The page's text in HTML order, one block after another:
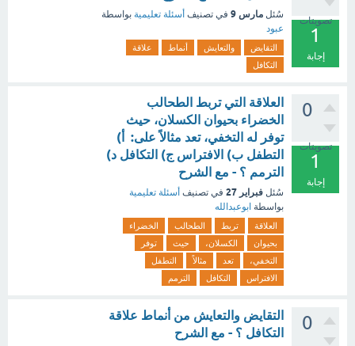
تصويتات
1
إجابة
سُئل مارس 9 في تصنيف أسئلة تعليمية بواسطة
عبود
التقايض والتعايش أنماط
علاقة
التكافل
0
تصويتات
1
إجابة
العلاقة التي تربط الطحالب
الخضراء بحيوان الكسلان، حيث
توفر له التخفي، تعد مثالاً على: أ)
التطفل ب) الافتراس ج) التكافل د)
الترمم ؟ - مع الشرح
سُئل فبراير 27 في تصنيف أسئلة تعليمية
بواسطة ابوعبدالله
العلاقة تربط الطحالب
الخضراء
بحيوان
الكسلان، حيث
توفر
التخفي،
تعد مثالاً
التطفل
الافتراس
التكافل الترمم
0
التقايض والتعايش من أنماط علاقة
التكافل ؟ - مع الشرح